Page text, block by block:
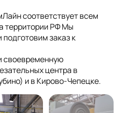
соответствует всем
территории РФ Мы
заказ к
своевременную
центра в
и в Кирово-Чепецке.